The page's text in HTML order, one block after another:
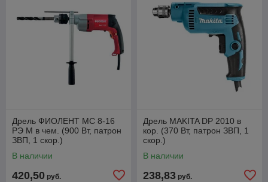
Дрель ФИОЛЕНТ МС 8-16
РЭ М в чем. (900 Вт, патрон
ЗВП, 1 скор.)
В наличии
420,50 руб.
Дрель MAKITA DP 2010 в
кор. (370 Вт, патрон ЗВП, 1
скор.)
В наличии
238,83 руб.